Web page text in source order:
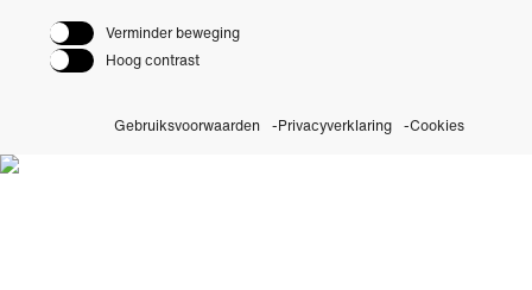
Verminder beweging
Hoog contrast
Gebruiksvoorwaarden Privacyverklaring Cookies